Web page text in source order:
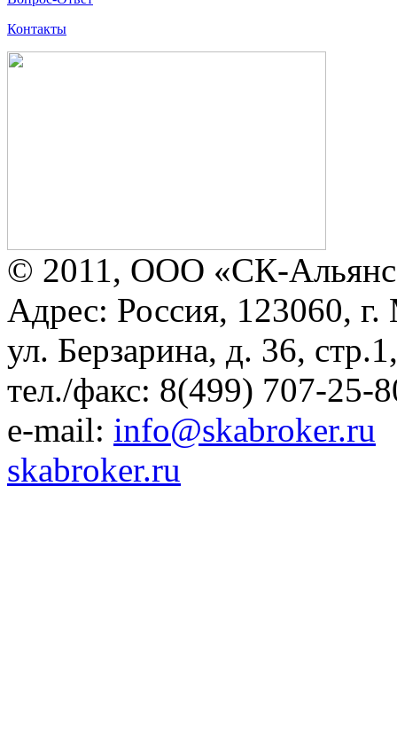
Контакты
© 2011, ООО «СК-
Адрес: Россия, 123060, г.
ул. Берзарина, д. 36,
тел./факс: 8(499) 707-25-
e-mail: info@skabroker.ru
skabroker.ru